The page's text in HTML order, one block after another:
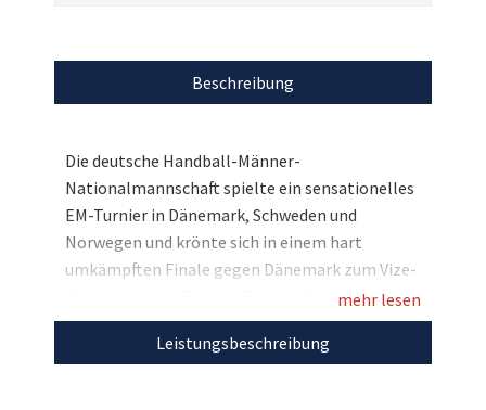
Beschreibung
Die deutsche Handball-Männer-
Nationalmannschaft spielte ein sensationelles
EM-Turnier in Dänemark, Schweden und
Norwegen und krönte sich in einem hart
umkämpften Finale gegen Dänemark zum Vize-
Europameister. Für alle Fans dürfen wir etwas
ganz Besonderes versteigern: Wir haben für Sie
den streng limitierten dritten
mehr lesen
Leistungsbeschreibung